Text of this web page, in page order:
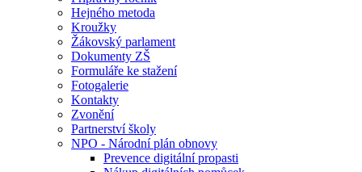
Hejného metoda
Kroužky
Žákovský parlament
Dokumenty ZŠ
Formuláře ke stažení
Fotogalerie
Kontakty
Zvonění
Partnerství školy
NPO - Národní plán obnovy
Prevence digitální propasti